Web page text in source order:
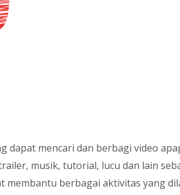
dapat mencari dan berbagi video
musik, tutorial, lucu dan lain
membantu berbagai aktivitas yang